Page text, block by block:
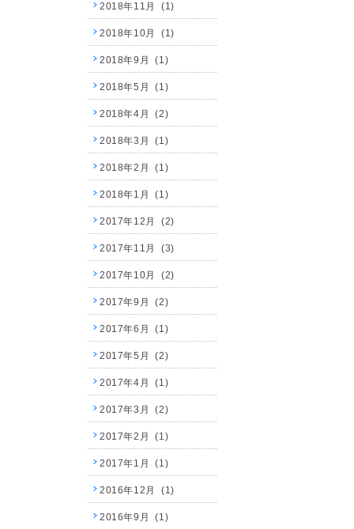
2018年11月 (1)
2018年10月 (1)
2018年9月 (1)
2018年5月 (1)
2018年4月 (2)
2018年3月 (1)
2018年2月 (1)
2018年1月 (1)
2017年12月 (2)
2017年11月 (3)
2017年10月 (2)
2017年9月 (2)
2017年6月 (1)
2017年5月 (2)
2017年4月 (1)
2017年3月 (2)
2017年2月 (1)
2017年1月 (1)
2016年12月 (1)
2016年9月 (1)